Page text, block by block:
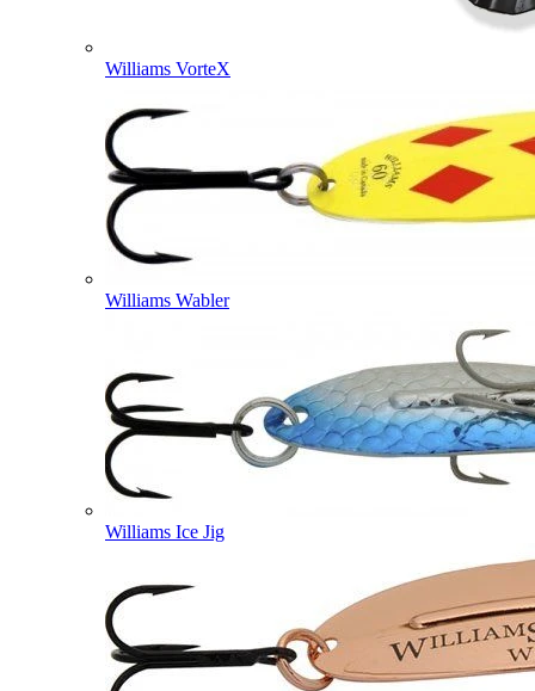
Williams VorteX
Williams Wabler
Williams Ice Jig